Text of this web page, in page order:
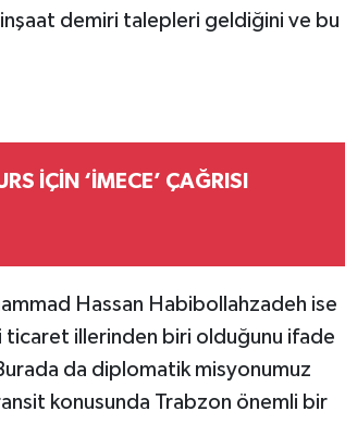
demiri talepleri geldiğini ve bu
İÇİN ‘İMECE’ ÇAĞRISI
Hassan Habibollahzadeh ise
illerinden biri olduğunu ifade
da diplomatik misyonumuz
konusunda Trabzon önemli bir